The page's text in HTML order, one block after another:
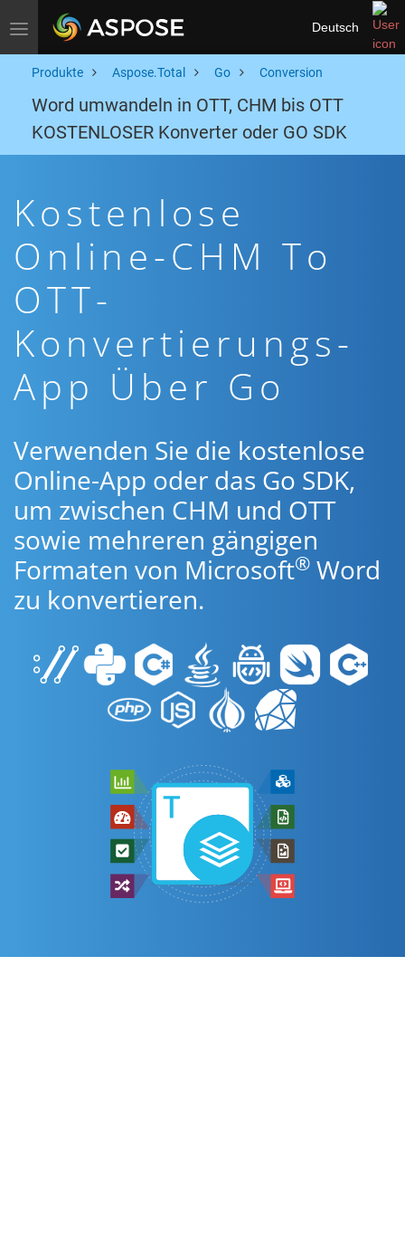
Toggle navigation Deutsch
Produkte Aspose.Total Go Conversion
Word umwandeln in OTT, CHM bis OTT
KOSTENLOSER Konverter oder GO SDK
Kostenlose
Online-CHM To
OTT-
Konvertierungs-
App Über Go
Verwenden Sie die kostenlose
Online-App oder das Go SDK,
um zwischen CHM und OTT
sowie mehreren gängigen
Formaten von Microsoft® Word
zu konvertieren.